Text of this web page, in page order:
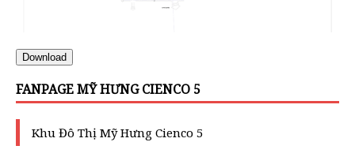
Download
FANPAGE MỸ HƯNG CIENCO 5
Khu Đô Thị Mỹ Hưng Cienco 5